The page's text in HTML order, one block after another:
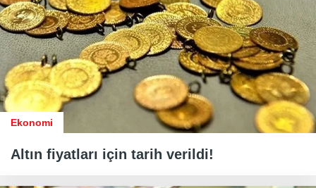
Ekonomi
Altın fiyatları için tarih verildi!